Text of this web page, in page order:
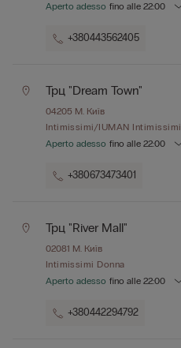
Aperto adesso fino alle 22:00
+380443562405
Трц "dream Town"
04205 М. Київ
Intimissimi/IUMAN Intimissimi
Aperto adesso fino alle 22:00
+380673473401
Трц "river Mall"
02081 М. Київ
Intimissimi Donna
Aperto adesso fino alle 22:00
+380442294792